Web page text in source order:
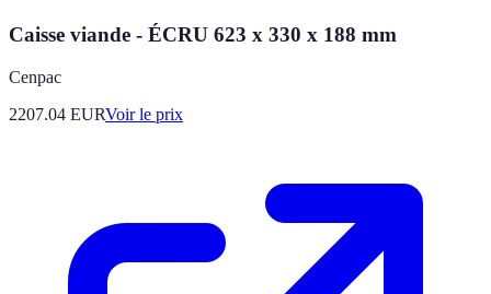
Caisse viande - ÉCRU 623 x 330 x 188 mm
Cenpac
2207.04 EURVoir le prix